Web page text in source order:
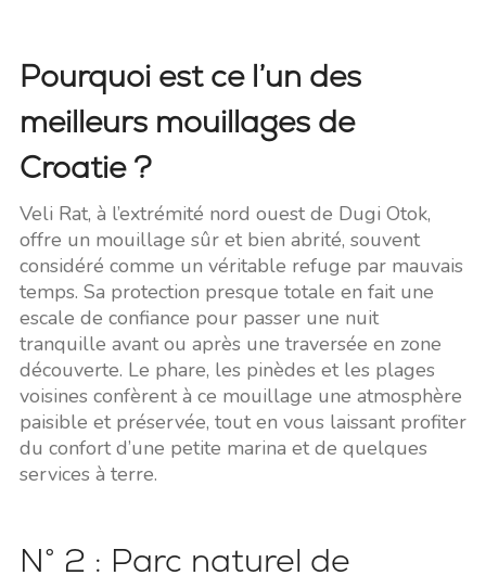
Pourquoi est ce l’un des
meilleurs mouillages de
Croatie ?
Veli Rat, à l’extrémité nord ouest de Dugi Otok,
offre un mouillage sûr et bien abrité, souvent
considéré comme un véritable refuge par mauvais
temps. Sa protection presque totale en fait une
escale de confiance pour passer une nuit
tranquille avant ou après une traversée en zone
découverte. Le phare, les pinèdes et les plages
voisines confèrent à ce mouillage une atmosphère
paisible et préservée, tout en vous laissant profiter
du confort d’une petite marina et de quelques
services à terre.
N° 2 : Parc naturel de